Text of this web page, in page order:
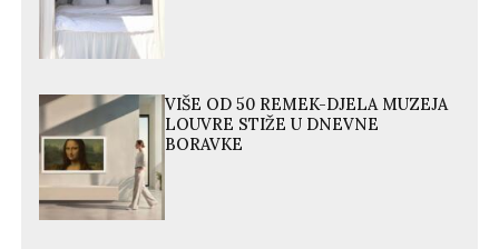
VIŠE OD 50 REMEK-DJELA MUZEJA
LOUVRE STIŽE U DNEVNE
BORAVKE